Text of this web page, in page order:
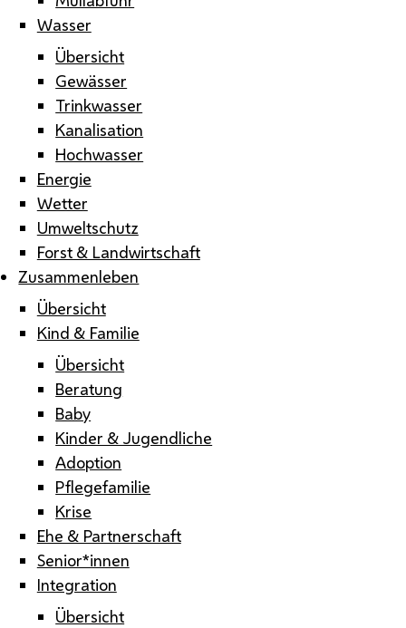
Wasser
Übersicht
Gewässer
Trinkwasser
Kanalisation
Hochwasser
Energie
Wetter
Umweltschutz
Forst & Landwirtschaft
Zusammenleben
Übersicht
Kind & Familie
Übersicht
Beratung
Baby
Kinder & Jugendliche
Adoption
Pflegefamilie
Krise
Ehe & Partnerschaft
Senior*innen
Integration
Übersicht